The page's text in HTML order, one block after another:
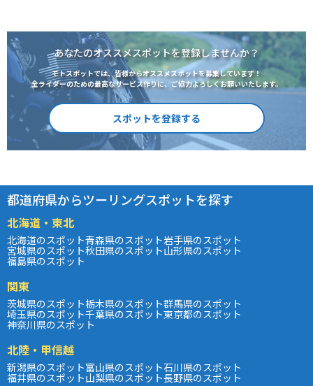
あなたのオススメスポットを登録しませんか？
モトスポットでは、皆様からオススメスポットを募集しています！
全ライダーのための最高なサービス作りに、ご協力よろしくお願いいたします。
スポットを登録する
都道府県からツーリングスポットを探す
北海道・東北
北海道のスポット青森県のスポット岩手県のスポット
宮城県のスポット秋田県のスポット山形県のスポット
福島県のスポット
関東
茨城県のスポット栃木県のスポット群馬県のスポット
埼玉県のスポット千葉県のスポット東京都のスポット
神奈川県のスポット
北陸・甲信越
新潟県のスポット富山県のスポット石川県のスポット
福井県のスポット山梨県のスポット長野県のスポット